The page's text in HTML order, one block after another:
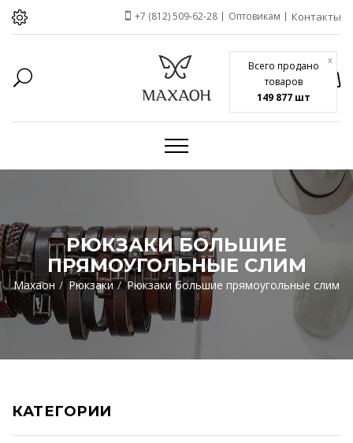
Всего продано
товаров
149 877 шт
x
+7 (812) 509-62-28 Оптовикам Контакты
РЮКЗАКИ БОЛЬШИЕ
ПРЯМОУГОЛЬНЫЕ СЛИМ
Махаон Рюкзаки Рюкзаки большие прямоугольные слим
КАТЕГОРИИ